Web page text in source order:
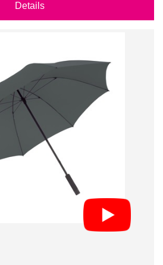
Details